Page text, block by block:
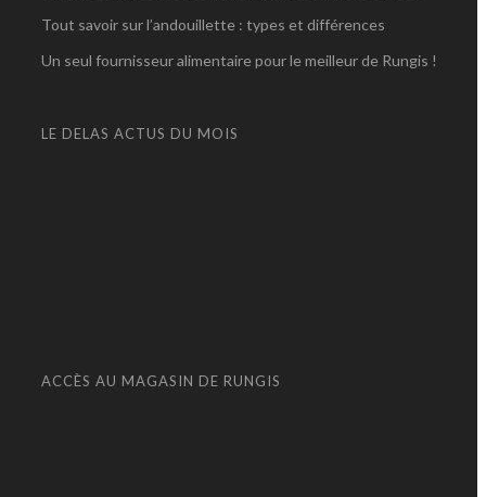
Tout savoir sur l’andouillette : types et différences
Un seul fournisseur alimentaire pour le meilleur de Rungis !
LE DELAS ACTUS DU MOIS
ACCÈS AU MAGASIN DE RUNGIS